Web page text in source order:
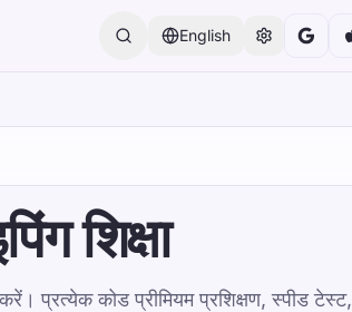
English
शिक्षा
प्रत्येक कोड प्रीमियम प्रशिक्षण, स्पीड टेस्ट,